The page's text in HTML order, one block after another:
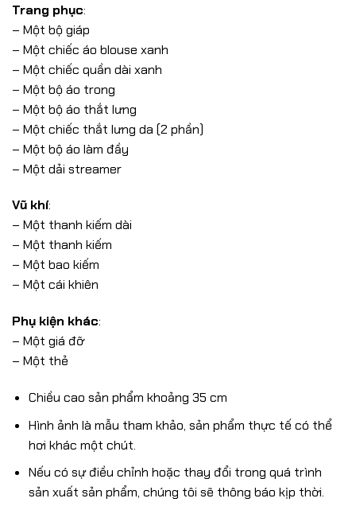
Trang phục:
– Một bộ giáp
– Một chiếc áo blouse xanh
– Một chiếc quần dài xanh
– Một bộ áo trong
– Một bộ áo thắt lưng
– Một chiếc thắt lưng da (2 phần)
– Một bộ áo làm đầy
– Một dải streamer
Vũ khí:
– Một thanh kiếm dài
– Một thanh kiếm
– Một bao kiếm
– Một cái khiên
Phụ kiện khác:
– Một giá đỡ
– Một thẻ
Chiều cao sản phẩm khoảng 35 cm
Hình ảnh là mẫu tham khảo, sản phẩm thực tế có thể
hơi khác một chút.
Nếu có sự điều chỉnh hoặc thay đổi trong quá trình
sản xuất sản phẩm, chúng tôi sẽ thông báo kịp thời.